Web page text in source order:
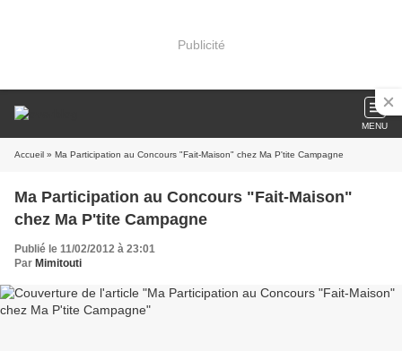
Publicité
MENU
Accueil » Ma Participation au Concours "Fait-Maison" chez Ma P'tite Campagne
Ma Participation au Concours "Fait-Maison"
chez Ma P'tite Campagne
Publié le 11/02/2012 à 23:01
Par Mimitouti